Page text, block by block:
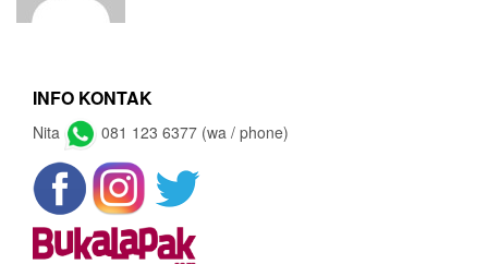
INFO KONTAK
Nita 081 123 6377 (wa / phone)